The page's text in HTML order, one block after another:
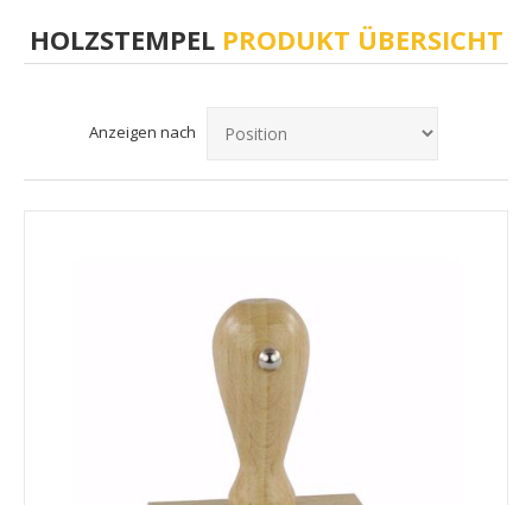
HOLZSTEMPELPRODUKT ÜBERSICHT
Anzeigen nach